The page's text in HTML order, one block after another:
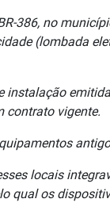
386, no
(lombada
instalação
contrato vigente.
locais
qual os